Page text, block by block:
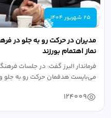
25 شهریور 1404
مدیران در حرکت رو به جلو در
نماز اهتمام بورزند
فرماندار البرز گفت: در جلسات
می‌بایست هدفمان حرکت رو به جلو و
124009